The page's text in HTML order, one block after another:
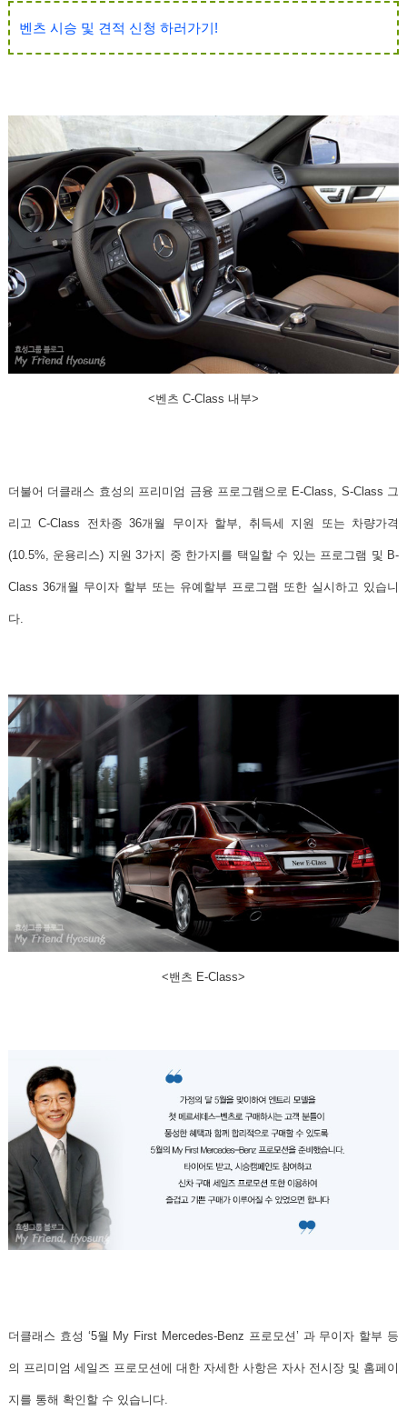
벤츠 시승 및 견적 신청 하러가기!
<벤츠 C-Class 내부>
더불어 더클래스 효성의 프리미엄 금융 프로그램으로 E-Class, S-Class 그
리고 C-Class 전차종 36개월 무이자 할부, 취득세 지원 또는 차량가격
(10.5%, 운용리스) 지원3가지 중 한가지를 택일할 수 있는 프로그램 및 B-
Class 36개월 무이자 할부 또는 유예할부 프로그램 또한 실시하고 있습니
다.
<밴츠 E-Class>
더클래스 효성 ‘5월 My First Mercedes-Benz 프로모션’ 과 무이자 할부 등
의 프리미엄 세일즈 프로모션에 대한 자세한 사항은 자사 전시장 및 홈페이
지를 통해 확인할 수 있습니다.